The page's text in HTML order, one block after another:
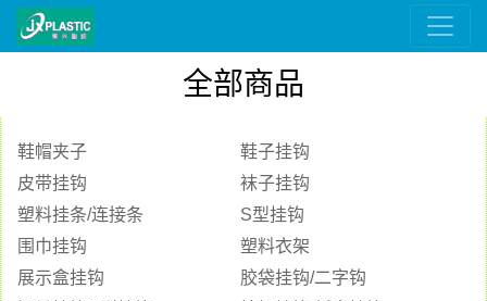
全部商品
鞋帽夹子
鞋子挂钩
皮带挂钩
袜子挂钩
塑料挂条/连接条
S型挂钩
围巾挂钩
塑料衣架
展示盒挂钩
胶袋挂钩/二字钩